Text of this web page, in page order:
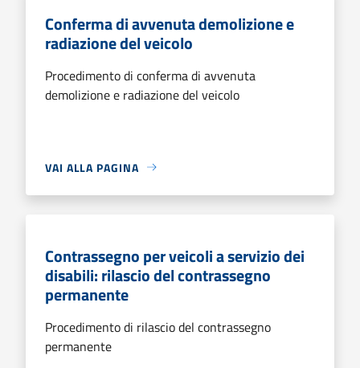
Conferma di avvenuta demolizione e
radiazione del veicolo
Procedimento di conferma di avvenuta
demolizione e radiazione del veicolo
VAI ALLA PAGINA
Contrassegno per veicoli a servizio dei
disabili: rilascio del contrassegno
permanente
Procedimento di rilascio del contrassegno
permanente